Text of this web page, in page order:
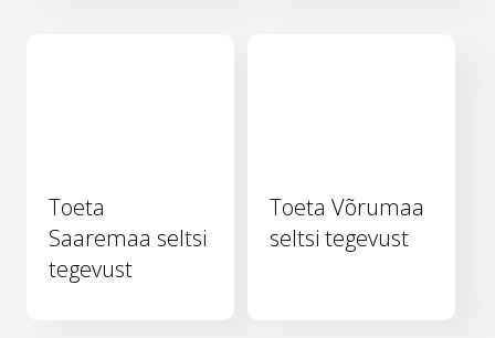
Toeta
Saaremaa seltsi
tegevust
Toeta Võrumaa
seltsi tegevust